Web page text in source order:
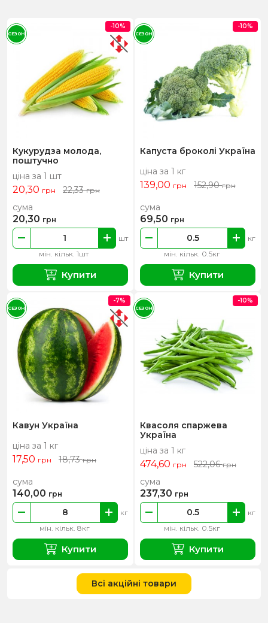
Кукурудза молода,
поштучно
ціна за 1 шт
20,30 грн 22,33грн
мін. кільк. 1шт
шт
сума
20,30 грн
Купити
-10%
СЕЗОН
Капуста броколі Україна
ціна за 1 кг
139,00 грн 152,90грн
мін. кільк. 0.5кг
кг
сума
69,50 грн
Купити
-10%
СЕЗОН
Кавун Україна
ціна за 1 кг
17,50 грн 18,73грн
мін. кільк. 8кг
кг
сума
140,00 грн
Купити
-7%
СЕЗОН
Квасоля спаржева
Україна
ціна за 1 кг
474,60 грн 522,06грн
мін. кільк. 0.5кг
кг
сума
237,30 грн
Купити
-10%
СЕЗОН
Всі акційні товари